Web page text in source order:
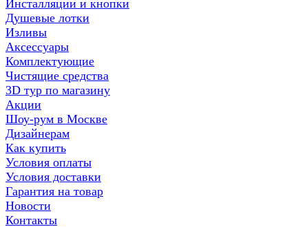
Инсталляции и кнопки
Душевые лотки
Изливы
Аксессуары
Комплектующие
Чистящие средства
3D тур по магазину
Акции
Шоу-рум в Москве
Дизайнерам
Как купить
Условия оплаты
Условия доставки
Гарантия на товар
Новости
Контакты